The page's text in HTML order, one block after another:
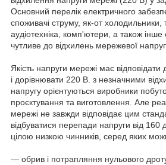
Основний перелік електричного
споживачі струму, як-от холодильники,
аудіотехніка, комп'ютери, а також
чутливе до відхилень мережевої
Якість напруги мережі має
і дорівнювати 220 В. з незначними
напругу орієнтуються виробники
проєктування та виготовлення. Але
мережі не завжди відповідає цим
відбуватися перепади напруги від 160
цілою низкою чинників, серед яких
— обрив і потрапляння нульового